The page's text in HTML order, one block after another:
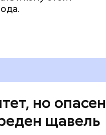
но опасен
щавель
слизистые оболочки.